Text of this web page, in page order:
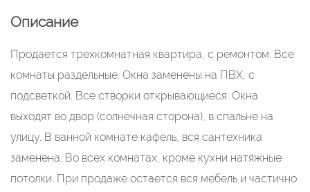
Описание
Продается трехкомнатная квартира, с ремонтом. Все
комнаты раздельные. Окна заменены на ПВХ, с
подсветкой. Все створки открывающиеся. Окна
выходят во двор (солнечная сторона), в спальне на
улицу. В ванной комнате кафель, вся сантехника
заменена. Во всех комнатах, кроме кухни натяжные
потолки. При продаже остается вся мебель и частично